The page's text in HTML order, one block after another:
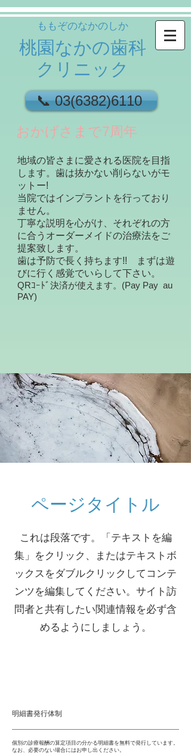
ももぞのなかのしか
桃園なかの歯科
クリニック
📞 03(6382)6110 ​
おかげさまで7周年
地域の皆さまに愛される医院を目指
します。歯は抜かない削らないがモ
ットー!
当院ではインプラントを行っており
ません。
丁寧な説明を心がけ、それぞれの方
に合うオーダーメイドの治療法をご
提案致します。
歯は予防で長く持ちます!! まずは遊
びに行く感覚でいらして下さい。
QRｺｰﾄﾞ決済が使えます。(Pay Pay au
PAY)
ページタイトル
これは段落です。「テキストを編
集」をクリック、またはテキストボ
ックスをダブルクリックしてコンテ
ンツを編集してください。サイト訪
問者と共有したい関連情報を必ず含
めるようにしましょう。
明細書発行体制
個別の診療報酬の算定項目の分かる明細書を無料で発行しています。
なお、必要のない場合にはお申し出ください。